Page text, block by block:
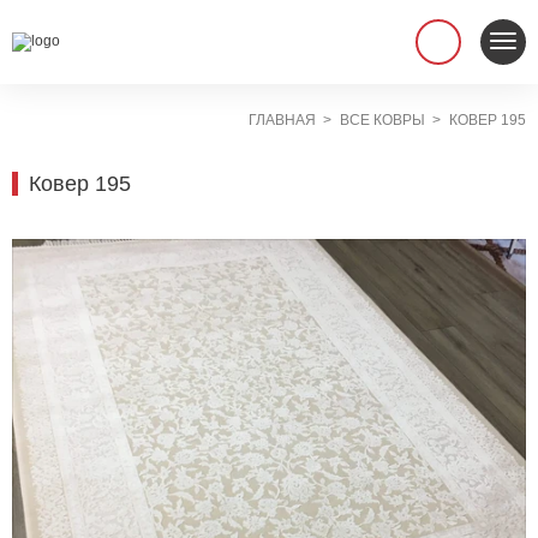
ГЛАВНАЯ ВСЕ КОВРЫ КОВЕР 195
Ковер 195